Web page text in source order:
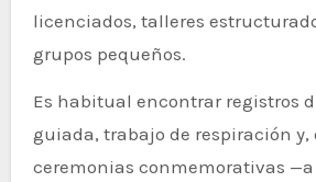
licenciados, talleres
grupos pequeños.
Es habitual encontrar registros
guiada, trabajo de respiración y,
ceremonias conmemorativas